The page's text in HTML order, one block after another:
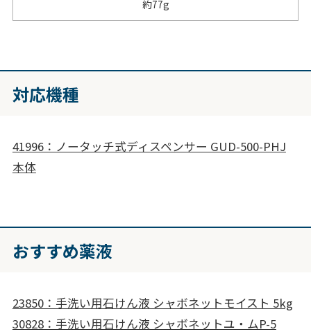
約77g
対応機種
41996：ノータッチ式ディスペンサー GUD-500-PHJ
本体
おすすめ薬液
23850：手洗い用石けん液 シャボネットモイスト 5kg
30828：手洗い用石けん液 シャボネットユ・ムP-5